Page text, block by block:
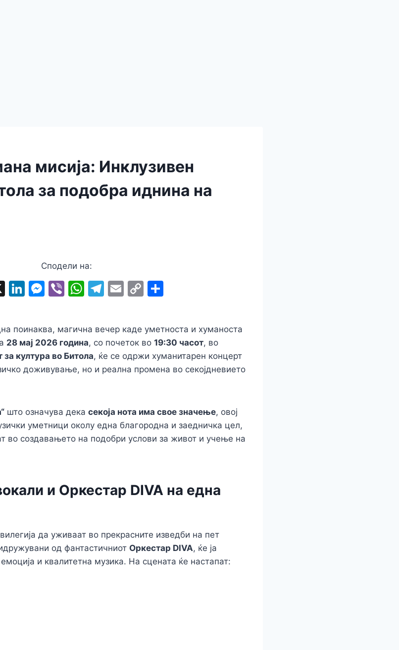
мисија: Инклузивен
за подобра иднина на
Сподели на:
X Li
e
dI
n
M
s
e
n
Vi W
s
A
p
T
gr
a
m
E
l
C
y
Li
n
e
поинаква, магична вечер каде уметноста и хуманоста
28 мај 2026 година, со почеток во 19:30 часот, во
за култура во Битола, ќе се одржи хуманитарен концерт
доживување, но и реална промена во секојдневието
што означува дека секоја нота има свое значење, овој
уметници околу една благородна и заедничка цел,
во создавањето на подобри услови за живот и учење на
и Оркестар DIVA на една
да уживаат во прекрасните изведби на пет
од фантастичниот Оркестар DIVA, ќе ја
и квалитетна музика. На сцената ќе настапат: